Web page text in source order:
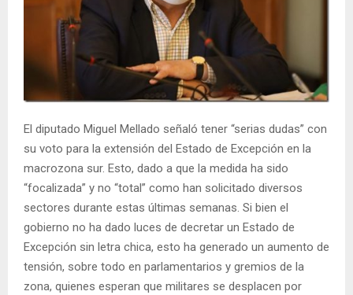
M
E
N
UEl diputado Miguel Mellado señaló tener “serias dudas” con
su voto para la extensión del Estado de Excepción en la
macrozona sur. Esto, dado a que la medida ha sido
“focalizada” y no “total” como han solicitado diversos
sectores durante estas últimas semanas. Si bien el
gobierno no ha dado luces de decretar un Estado de
Excepción sin letra chica, esto ha generado un aumento de
tensión, sobre todo en parlamentarios y gremios de la
zona, quienes esperan que militares se desplacen por